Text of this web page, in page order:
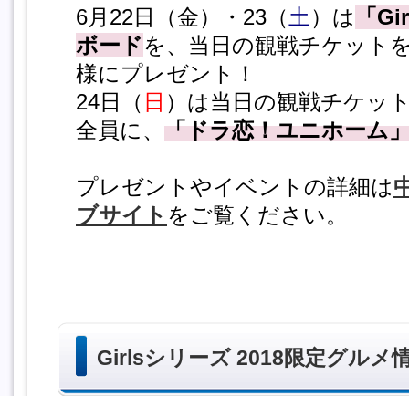
6月22日（金）・23（土 ）は
「
ボードを、当日の観戦チケット
様にプレゼント！
24日（ 日 ）は当日の観戦チケッ
全員に、 「ドラ恋！ユニホーム
プレゼントやイベントの詳細は
ブサイト をご覧ください。
Girlsシリーズ 2018限定グルメ